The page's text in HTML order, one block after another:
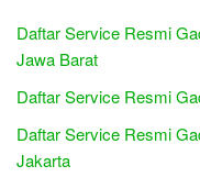
Daftar Service Resmi
Jawa Barat
Daftar Service Resmi
Daftar Service Resmi
Jakarta